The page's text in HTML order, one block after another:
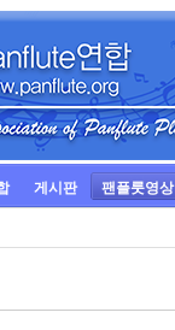
게시판 팬플룻영상